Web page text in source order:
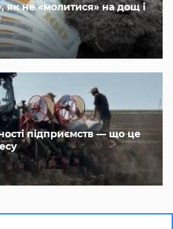
не «молитися» на дощ і
підприємств — що це